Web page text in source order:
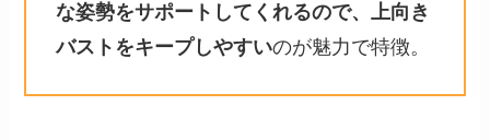
な姿勢をサポートしてくれるので、上向き
バストをキープしやすいのが魅力で特徴。